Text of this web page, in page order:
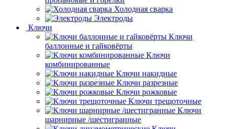
Холодная сварка
Электроды
Ключи
Ключи
баллонные и гайковёрты
Ключи
комбинированные
Ключи накидные
Ключи разрезные
Ключи рожковые
Ключи трещоточные
Ключи
шарнирные /шестигранные